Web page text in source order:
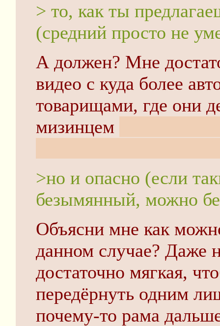
> то, как ты
(средний просто не
А должен? Мне
видео с куда более
товарищами, где они
мизинцем
>но и опасно (если
безымянный, можно
Объясни мне как
данном случае? Даже
достаточно мягкая,
передёрнуть одним
почему-то рама